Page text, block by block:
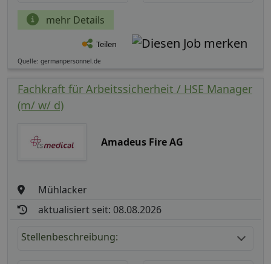
mehr Details
Teilen
Quelle: germanpersonnel.de
Fachkraft für Arbeitssicherheit / HSE Manager
(m/ w/ d)
Amadeus Fire AG
Mühlacker
aktualisiert seit: 08.08.2026
Stellenbeschreibung: